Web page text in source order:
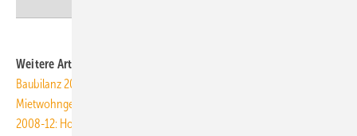
Weitere Artikel zum Thema auf TGAonline
Baubilanz 2008: Jahresumsatz steigt um 6,1%
Mietwohngebäude: 60% haben Energieausweis
2008-12: Hochbaunachfrage sinkt um 9,0%